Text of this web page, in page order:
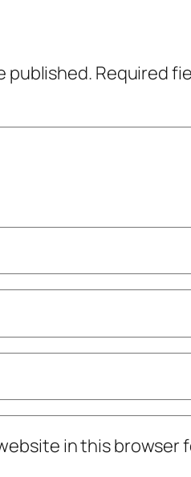
published. Required
in this